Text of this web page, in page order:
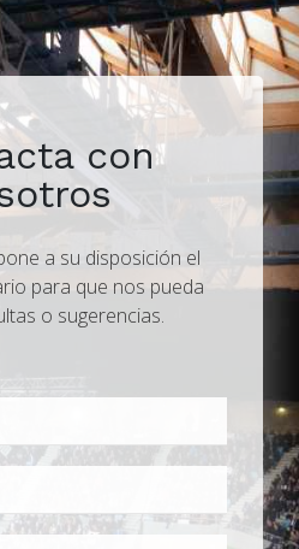
con
a su disposición el
para que nos pueda
o sugerencias.